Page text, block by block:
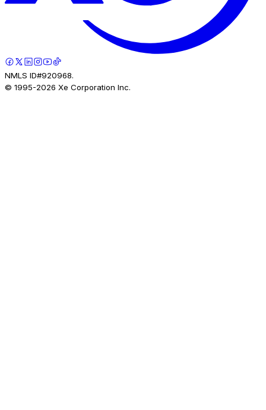
NMLS ID#920968.
© 1995-2026 Xe Corporation Inc.